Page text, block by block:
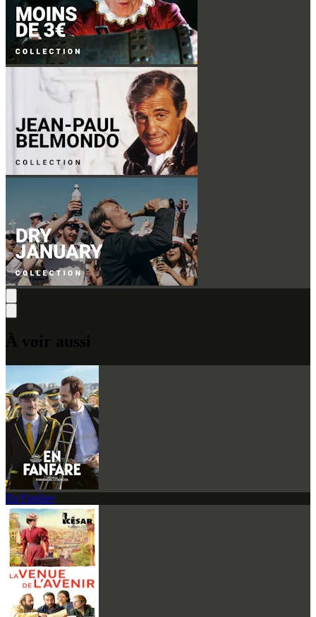
À voir aussi
En Fanfare